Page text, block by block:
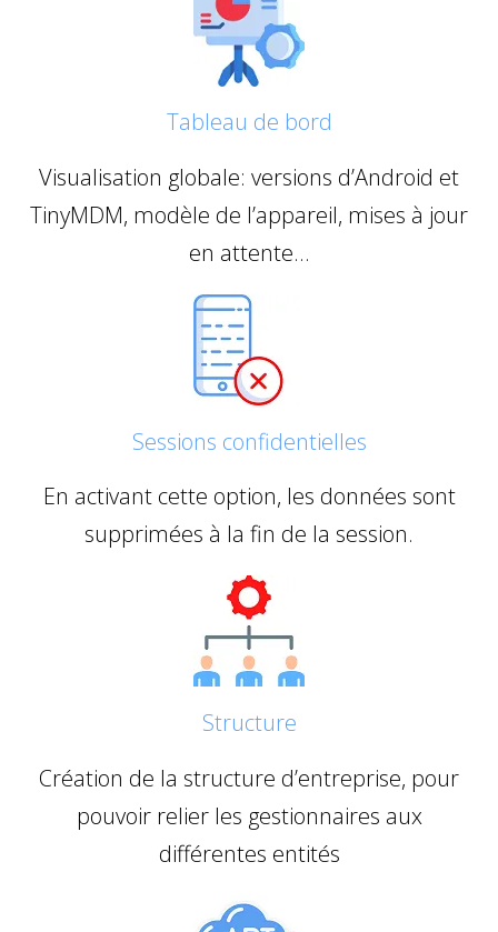
Tableau de bord
Visualisation globale: versions d’Android et
TinyMDM, modèle de l’appareil, mises à jour
en attente…
Sessions confidentielles
En activant cette option, les données sont
supprimées à la fin de la session.
Structure
Création de la structure d’entreprise, pour
pouvoir relier les gestionnaires aux
différentes entités